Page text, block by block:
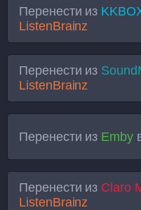
Перенести из
ListenBrainz
Перенести из
ListenBrainz
Перенести из Emby
Перенести из Claro
ListenBrainz